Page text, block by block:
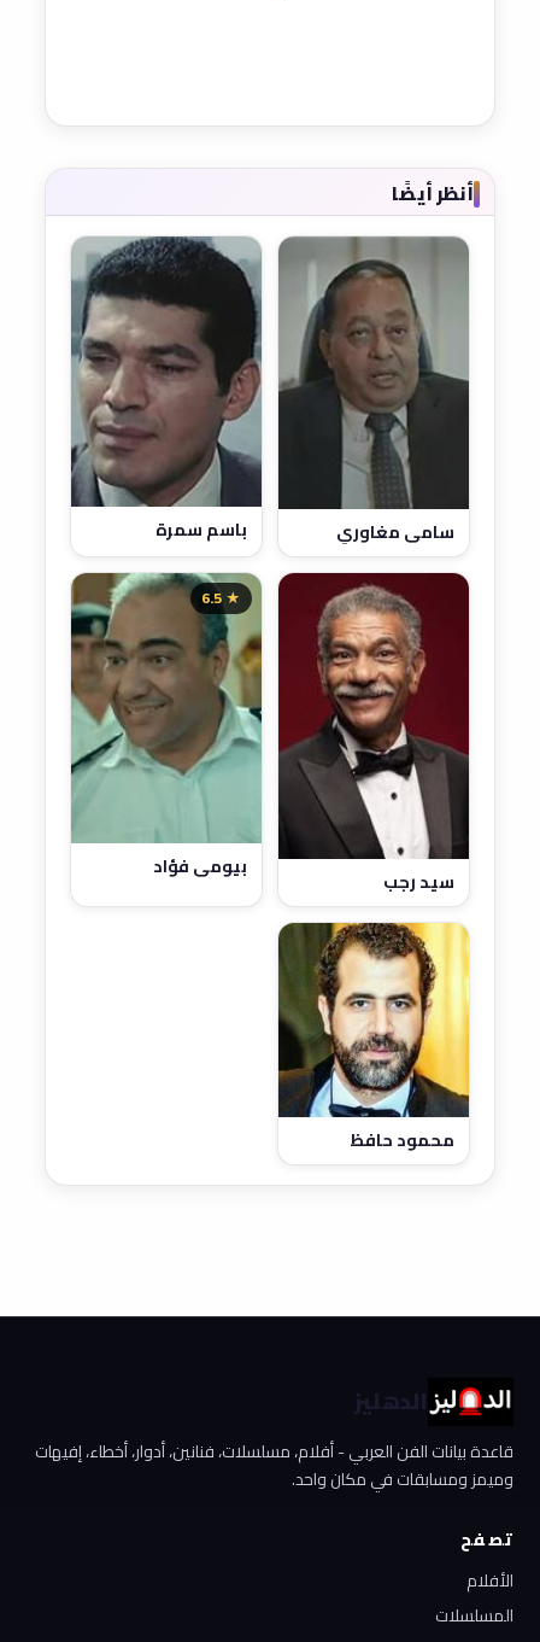
أنظر أيضًا
سامي مغاوري باسم سمرة
سيد رجب
★ 6.5
بيومي فؤاد
محمود حافظ
الدهليز
قاعدة بيانات الفن العربي - أفلام، مسلسلات، فنانين، أدوار، أخطاء، إفيهات
وميمز ومسابقات في مكان واحد.
تصفح
الأفلام
المسلسلات